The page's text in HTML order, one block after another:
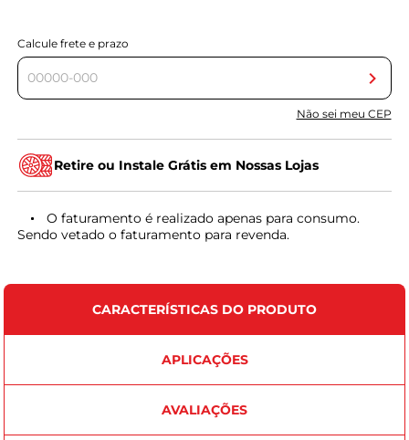
Calcule frete e prazo
Não sei meu CEP
Retire ou Instale Grátis em Nossas Lojas
O faturamento é realizado apenas para consumo.
Sendo vetado o faturamento para revenda.
CARACTERÍSTICAS DO PRODUTO
APLICAÇÕES
AVALIAÇÕES